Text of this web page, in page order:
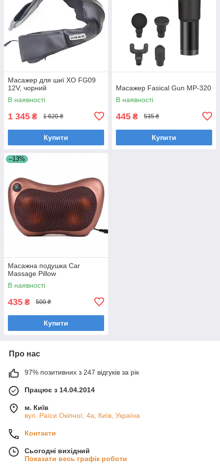
Масажер для шиї XO FG09
12V, чорний
В наявності
1 345 ₴ 1 620 ₴
Купити
Масажер Fasical Gun MP-320
В наявності
445 ₴ 535 ₴
Купити
–13%
Масажна подушка Car
Massage Pillow
В наявності
435 ₴ 500 ₴
Купити
Про нас
97% позитивних з 247 відгуків за рік
Працює з 14.04.2014
м. Київ
вул. Раїси Окіпної, 4а, Київ, Україна
Контакти
Сьогодні вихідний
Показати весь графік роботи